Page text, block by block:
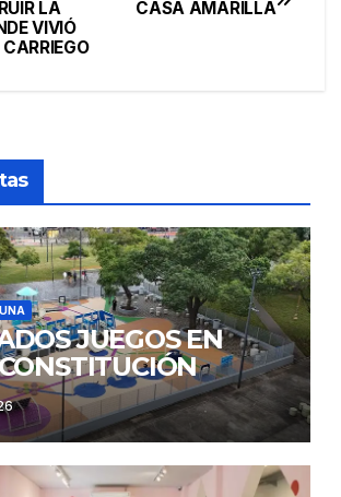
CASA AMARILLA
LA
VIVIÓ
JUEGOS EN